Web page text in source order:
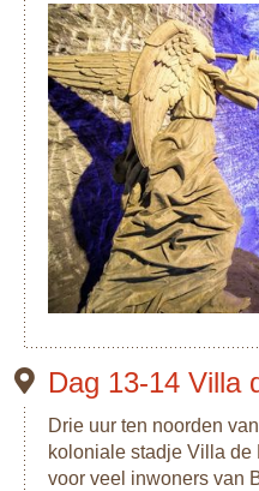
Dag 13-14 Villa
Drie uur ten noorden
koloniale stadje Villa de
voor veel inwoners van